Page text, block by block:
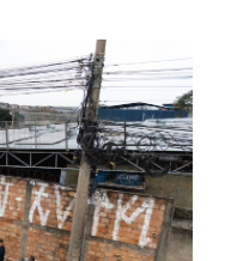
por todas as
localizada em
na tarde de segunda-